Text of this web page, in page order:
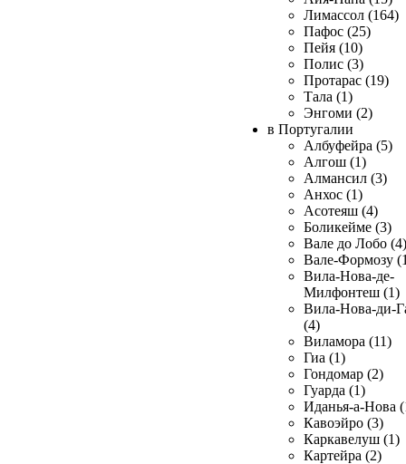
Лимассол (164)
Пафос (25)
Пейя (10)
Полис (3)
Протарас (19)
Тала (1)
Энгоми (2)
в Португалии
Албуфейра (5)
Алгош (1)
Алмансил (3)
Анхос (1)
Асотеяш (4)
Боликейме (3)
Вале до Лобо (4)
Вале-Формозу
Вила-Нова-де-
Милфонтеш (1)
Вила-Нова-ди-
(4)
Виламора (11)
Гиа (1)
Гондомар (2)
Гуарда (1)
Иданья-а-Нова
Кавоэйро (3)
Каркавелуш (1)
Картейра (2)